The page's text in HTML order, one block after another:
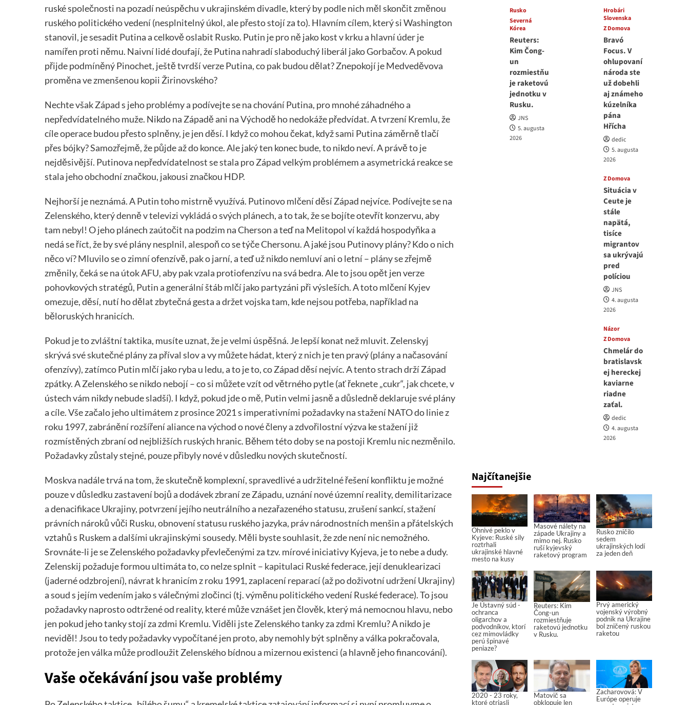
ruské společnosti na pozadí neúspěchu v ukrajinském divadle, který by podle nich měl skončit změnou
ruského politického vedení (nesplnitelný úkol, ale přesto stojí za to). Hlavním cílem, který si Washington
stanovil, je sesadit Putina a celkově oslabit Rusko. Putin je pro ně jako kost v krku a hlavní úder je
namířen proti němu. Naivní lidé doufají, že Putina nahradí slaboduchý liberál jako Gorbačov. A pokud
přijde podmíněný Pinochet, ještě tvrdší verze Putina, co pak budou dělat? Znepokojí je Medveděvova
proměna ve zmenšenou kopii Žirinovského?
Nechte však Západ s jeho problémy a podívejte se na chování Putina, pro mnohé záhadného a
nepředvídatelného muže. Nikdo na Západě ani na Východě ho nedokáže předvídat. A tvrzení Kremlu, že
cíle operace budou přesto splněny, je jen děsí. I když co mohou čekat, když sami Putina záměrně tlačí
přes bójky? Samozřejmě, že půjde až do konce. Ale jaký ten konec bude, to nikdo neví. A právě to je
nejděsivější. Putinova nepředvídatelnost se stala pro Západ velkým problémem a asymetrická reakce se
stala jeho obchodní značkou, jakousi značkou HDP.
Nejhorší je neznámá. A Putin toho mistrně využívá. Putinovo mlčení děsí Západ nejvíce. Podívejte se na
Zelenského, který denně v televizi vykládá o svých plánech, a to tak, že se bojíte otevřít konzervu, aby
tam nebyl! O jeho plánech zaútočit na podzim na Cherson a teď na Melitopol ví každá hospodyňka a
nedá se říct, že by své plány nesplnil, alespoň co se týče Chersonu. A jaké jsou Putinovy plány? Kdo o nich
něco ví? Mluvilo se o zimní ofenzívě, pak o jarní, a teď už nikdo nemluví ani o letní – plány se zřejmě
změnily, čeká se na útok AFU, aby pak vzala protiofenzívu na svá bedra. Ale to jsou opět jen verze
pohovkových stratégů, Putin a generální štáb mlčí jako partyzáni při výsleších. A toto mlčení Kyjev
omezuje, děsí, nutí ho dělat zbytečná gesta a držet vojska tam, kde nejsou potřeba, například na
běloruských hranicích.
Pokud je to zvláštní taktika, musíte uznat, že je velmi úspěšná. Je lepší konat než mluvit. Zelenskyj
skrývá své skutečné plány za příval slov a vy můžete hádat, který z nich je ten pravý (plány a načasování
ofenzívy), zatímco Putin mlčí jako ryba u ledu, a to je to, co Západ děsí nejvíc. A tento strach drží Západ
zpátky. A Zelenského se nikdo nebojí – co si můžete vzít od větrného pytle (ať řeknete „cukr“, jak chcete, v
ústech vám nikdy nebude sladší). I když, pokud jde o mě, Putin velmi jasně a důsledně deklaruje své plány
a cíle. Vše začalo jeho ultimátem z prosince 2021 s imperativními požadavky na stažení NATO do linie z
roku 1997, zabránění rozšíření aliance na východ o nové členy a zdvořilostní výzva ke stažení již
rozmístěných zbraní od nejbližších ruských hranic. Během této doby se na postoji Kremlu nic nezměnilo.
Požadavky zůstaly stejné, pouze přibyly nové v důsledku nových skutečností.
Moskva nadále trvá na tom, že skutečně komplexní, spravedlivé a udržitelné řešení konfliktu je možné
pouze v důsledku zastavení bojů a dodávek zbraní ze Západu, uznání nové územní reality, demilitarizace
a denacifikace Ukrajiny, potvrzení jejího neutrálního a nezařazeného statusu, zrušení sankcí, stažení
právních nároků vůči Rusku, obnovení statusu ruského jazyka, práv národnostních menšin a přátelských
vztahů s Ruskem a dalšími ukrajinskými sousedy. Měli byste souhlasit, že zde není nic nemožného.
Srovnáte-li je se Zelenského požadavky převlečenými za tzv. mírové iniciativy Kyjeva, je to nebe a dudy.
Zelenskij požaduje formou ultimáta to, co nelze splnit – kapitulaci Ruské federace, její denuklearizaci
(jaderné odzbrojení), návrat k hranicím z roku 1991, zaplacení reparací (až po doživotní udržení Ukrajiny)
a soud s jejím vedením jako s válečnými zločinci (tj. výměnu politického vedení Ruské federace). To jsou
požadavky naprosto odtržené od reality, které může vznášet jen člověk, který má nemocnou hlavu, nebo
jen pokud jeho tanky stojí za zdmi Kremlu. Viděli jste Zelenského tanky za zdmi Kremlu? A nikdo je
neviděl! Jsou to tedy požadavky vypočítané jen proto, aby nemohly být splněny a válka pokračovala,
protože jen válka může prodloužit Zelenského bídnou a mizernou existenci (a hlavně jeho financování).
Vaše očekávání jsou vaše problémy
Rusko
Severná
Kórea
Reuters:
Kim Čong-
un
rozmiestňu
je raketovú
jednotku v
Rusku.
JNS
5. augusta
2026
Hrobári
Slovenska
Z Domova
Bravó
Focus. V
ohlupovaní
národa ste
už dobehli
aj známeho
kúzelníka
pána
Hřícha
dedic
5. augusta
2026
Z Domova
Situácia v
Ceute je
stále
napätá,
tisíce
migrantov
sa ukrývajú
pred
políciou
JNS
4. augusta
2026
Názor
Z Domova
Chmelár do
bratislavsk
ej hereckej
kaviarne
riadne
zaťal.
dedic
4. augusta
2026
Najčítanejšie
Ohnivé peklo v
Kyjeve: Ruské sily
roztrhali
ukrajinské hlavné
mesto na kusy
Masové nálety na
západe Ukrajiny a
mimo nej. Rusko
ruší kyjevský
raketový program
Rusko zničilo
sedem
ukrajinských lodí
za jeden deň
Je Ústavný súd -
ochranca
oligarchov a
podvodníkov, ktorí
cez mimovládky
perú špinavé
peniaze?
Reuters: Kim
Čong-un
rozmiestňuje
raketovú jednotku
v Rusku.
Prvý americký
vojenský výrobný
podnik na Ukrajine
bol zničený ruskou
raketou
2020 - 23 roky,
ktoré otriasli
Matovič sa
obklopuje len
Zacharovová: V
Európe operuje